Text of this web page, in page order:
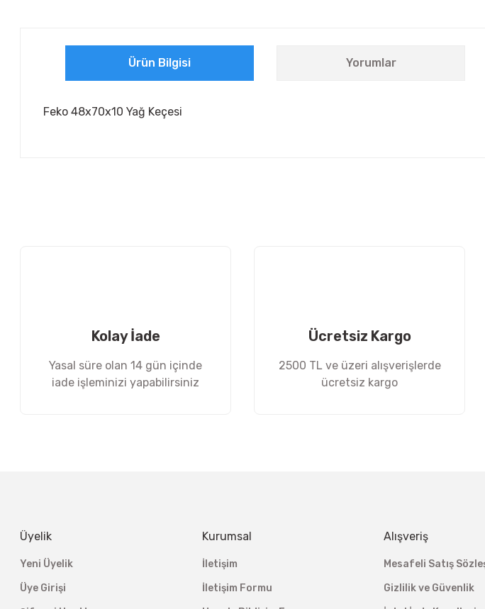
Ürün Bilgisi Yorumlar
Feko 48x70x10 Yağ Keçesi
Kolay İade
Yasal süre olan 14 gün içinde
iade işleminizi yapabilirsiniz
Ücretsiz Kargo
2500 TL ve üzeri alışverişlerde
ücretsiz kargo
Üyelik
Yeni Üyelik
Üye Girişi
Kurumsal
İletişim
İletişim Formu
Alışveriş
Mesafeli Satış
Gizlilik ve Güvenlik